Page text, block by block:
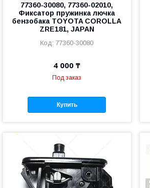
77360-30080, 77360-02010,
Фиксатор пружинка лючка
бензобака TOYOTA COROLLA
ZRE181, JAPAN
77360-30080
4 000 ₸
Под заказ
Купить